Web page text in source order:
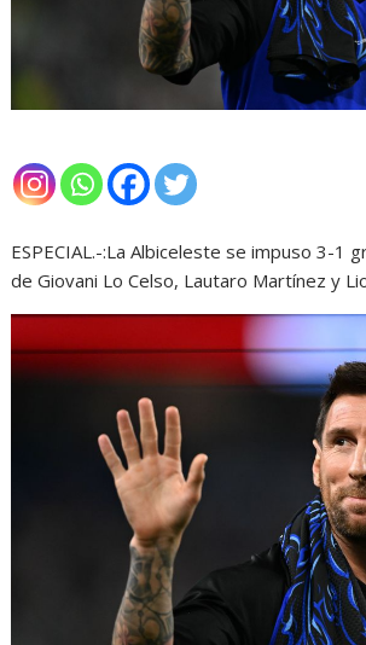
ESPECIAL.-:La Albiceleste se impuso 3-1
de Giovani Lo Celso, Lautaro Martínez y